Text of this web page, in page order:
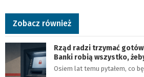
Zobacz również
Rząd radzi trzymać
Banki robią wszystko,
Osiem lat temu pytałem, co